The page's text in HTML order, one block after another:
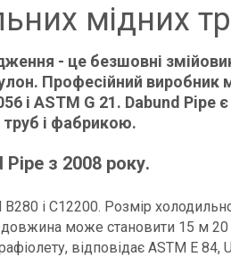
мідних
- це безшовні
Професійний виробник
і ASTM G 21. Dabund Pipe
і фабрикою.
з 2008 року.
і C12200. Розмір
може становити 15 м
відповідає ASTM E 84,